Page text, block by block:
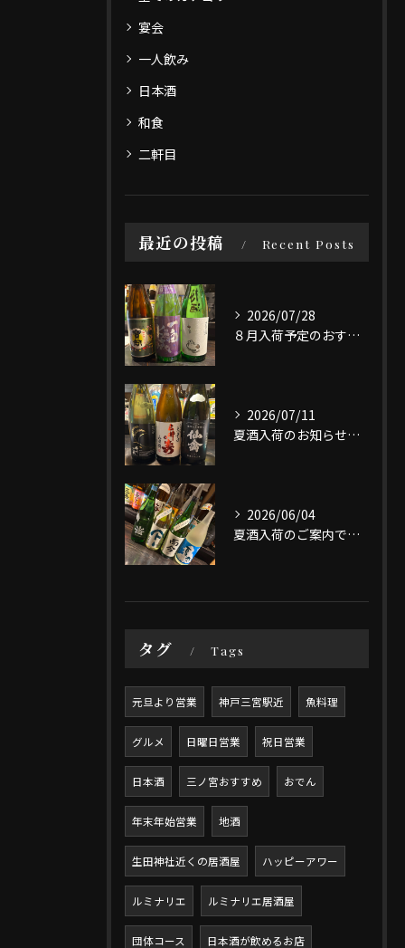
宴会
一人飲み
日本酒
和食
二軒目
最近の投稿 Recent Posts
2026/07/28
８月入荷予定のおすすめ日本酒3選です。
2026/07/11
夏酒入荷のお知らせです。
2026/06/04
夏酒入荷のご案内です。
タグ Tags
元旦より営業 神戸三宮駅近 魚料理
グルメ 日曜日営業 祝日営業
日本酒 三ノ宮おすすめ おでん
年末年始営業 地酒
生田神社近くの居酒屋 ハッピーアワー
ルミナリエ ルミナリエ居酒屋
団体コース 日本酒が飲めるお店